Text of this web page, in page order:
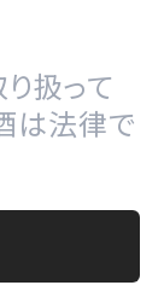
扱って
は法律で